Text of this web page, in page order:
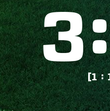

[1 :